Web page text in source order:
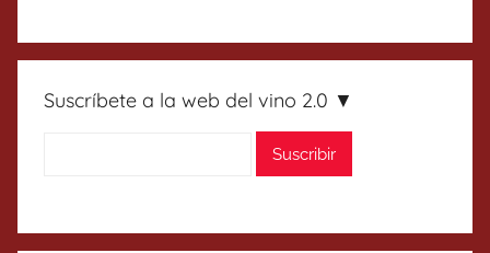
Suscríbete a la web del vino 2.0 ▼